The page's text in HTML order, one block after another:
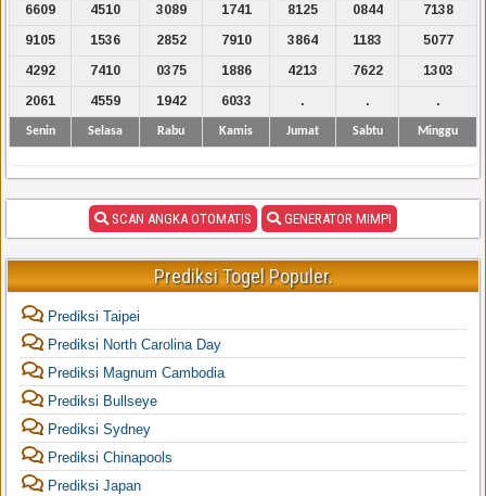
6609
4510 3089 1741 8125 0844
7138
9105
1536 2852 7910 3864 1183
5077
4292
7410 0375 1886 4213 7622
1303
2061
4559 1942 6033 . . .
Senin Selasa Rabu Kamis Jumat Sabtu Minggu
SCAN ANGKA OTOMATIS GENERATOR MIMPI
Prediksi Togel Populer.
Prediksi Taipei
Prediksi North Carolina Day
Prediksi Magnum Cambodia
Prediksi Bullseye
Prediksi Sydney
Prediksi Chinapools
Prediksi Japan